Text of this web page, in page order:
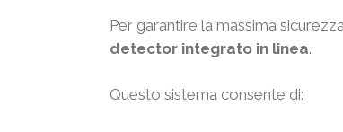
Per garantire la massima
detector integrato in linea.
Questo sistema consente di: